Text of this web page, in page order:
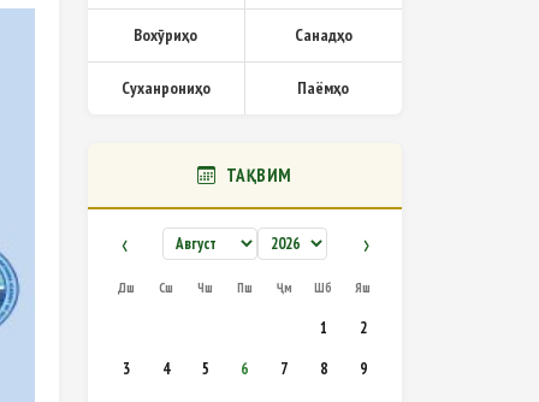
Вохӯриҳо Санадҳо
Суханрониҳо Паёмҳо
ТАҚВИМ
‹ ›
Дш Сш Чш Пш Ҷм Шб Яш
1
2
3
4 5 6 7 8
9